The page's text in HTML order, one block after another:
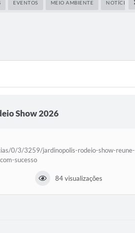
EVENTOS MEIO AMBIENTE NOTÍCIAS
Show 2026
0/3/3259/jardinopolis-rodeio-show-reune-
sucesso
84 visualizações